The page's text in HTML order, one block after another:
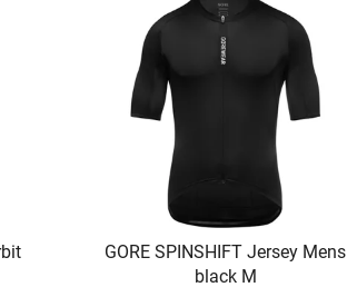
GORE SPINSHIFT Jersey Mens
black M